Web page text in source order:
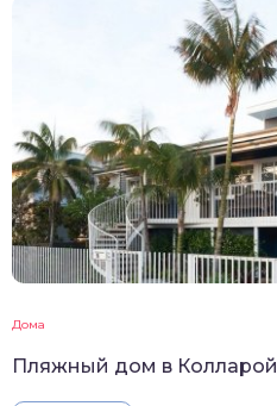
Дома
Пляжный дом в Колларой